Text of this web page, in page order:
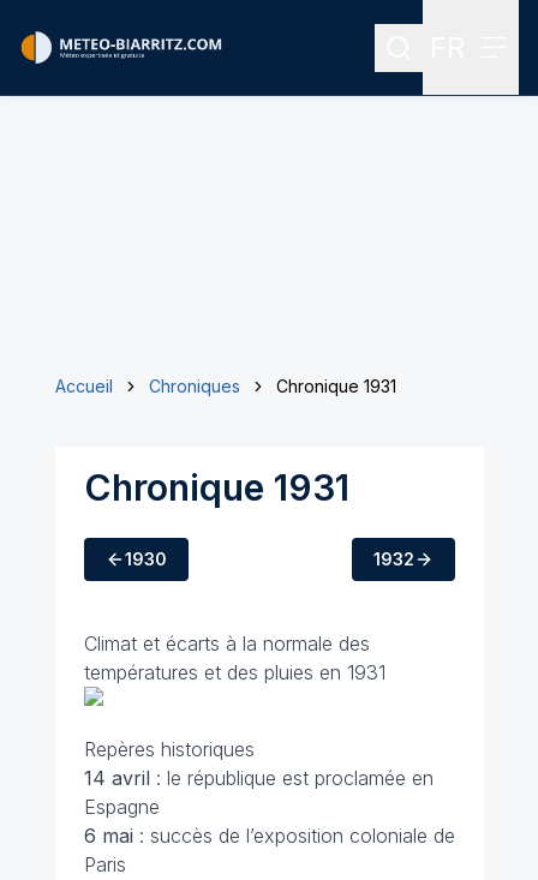
Rechercher
Accueil Chroniques Chronique 1931
Chronique 1931
1930 1932
Climat et écarts à la normale des
températures et des pluies en 1931
Repères historiques
14 avril: le république est proclamée en
Espagne
6 mai : succès de l’exposition coloniale de
Paris